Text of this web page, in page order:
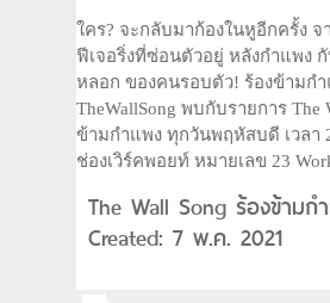
ใคร? จะกลับมาก้องในหูอีกครั้ง
ฟีเจอริ่งที่ซ่อนตัวอยู่ หลังกำแพง
หลอก ของคนรอบตัว! ร้องข้ามก
TheWallSong พบกับรายการ The
ข้ามกำแพง ทุกวันพฤหัสบดี เวลา
ช่องเวิร์คพอยท์ หมายเลข 23
The Wall Song ร้องข้าม
Created: 7 พ.ค. 2021